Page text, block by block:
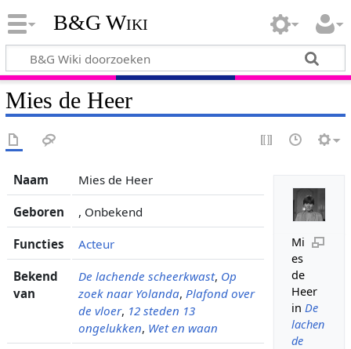
B&G Wiki
Mies de Heer
Mi
es
de
Heer
in De
lachen
de
Naam Mies de Heer
Geboren , Onbekend
Functies Acteur
Bekend
van
De lachende scheerkwast, Op
zoek naar Yolanda, Plafond over
de vloer, 12 steden 13
ongelukken, Wet en waan